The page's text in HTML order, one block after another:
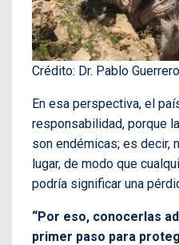
Crédito: Dr. Pablo
En esa perspectiva, el
responsabilidad, porque
son endémicas; es decir,
lugar, de modo que
podría significar una
“Por eso, conocerlas
primer paso para